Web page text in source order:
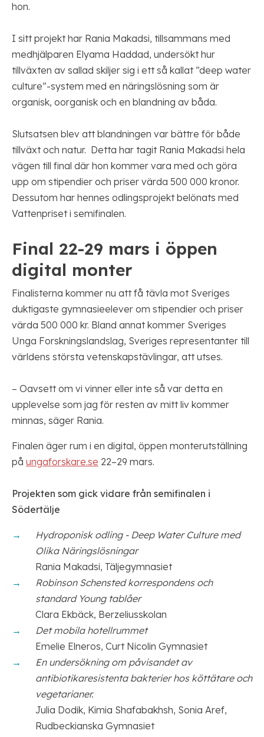
hon.
I sitt projekt har Rania Makadsi, tillsammans med
medhjälparen Elyama Haddad, undersökt hur
tillväxten av sallad skiljer sig i ett så kallat ”deep water
culture”-system med en näringslösning som är
organisk, oorganisk och en blandning av båda.
Slutsatsen blev att blandningen var bättre för både
tillväxt och natur. Detta har tagit Rania Makadsi hela
vägen till final där hon kommer vara med och göra
upp om stipendier och priser värda 500 000 kronor.
Dessutom har hennes odlingsprojekt belönats med
Vattenpriset i semifinalen.
Final 22-29 mars i öppen
digital monter
Finalisterna kommer nu att få tävla mot Sveriges
duktigaste gymnasieelever om stipendier och priser
värda 500 000 kr. Bland annat kommer Sveriges
Unga Forskningslandslag, Sveriges representanter till
världens största vetenskapstävlingar, att utses.
– Oavsett om vi vinner eller inte så var detta en
upplevelse som jag för resten av mitt liv kommer
minnas, säger Rania.
Finalen äger rum i en digital, öppen monterutställning
på ungaforskare.se 22–29 mars.
Projekten som gick vidare från semifinalen i
Södertälje
Hydroponisk odling - Deep Water Culture med
Olika Näringslösningar
Rania Makadsi, Täljegymnasiet
Robinson Schensted korrespondens och
standard Young tablåer
Clara Ekbäck, Berzeliusskolan
Det mobila hotellrummet
Emelie Elneros, Curt Nicolin Gymnasiet
En undersökning om påvisandet av
antibiotikaresistenta bakterier hos köttätare och
vegetarianer.
Julia Dodik, Kimia Shafabakhsh, Sonia Aref,
Rudbeckianska Gymnasiet